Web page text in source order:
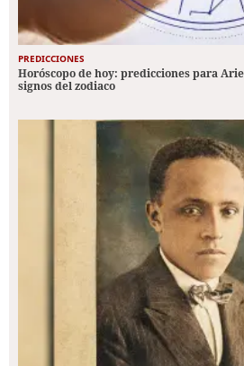
PREDICCIONES
Horóscopo de hoy: predicciones para
signos del zodiaco